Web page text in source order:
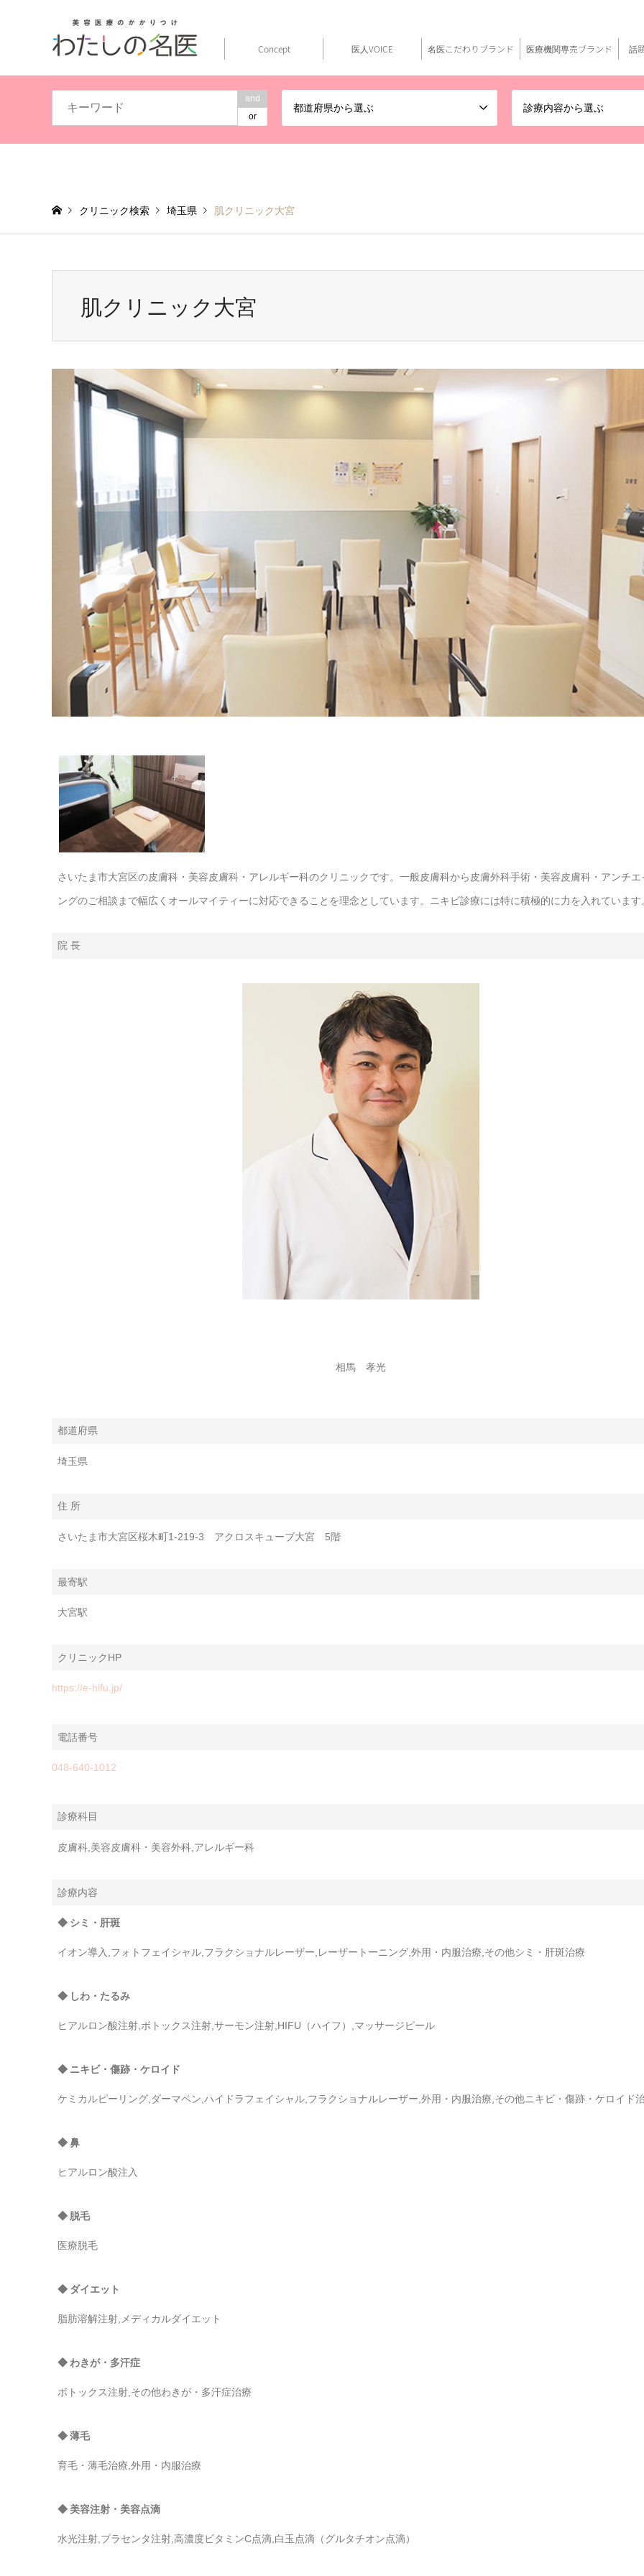
and
or
都道府県から選ぶ 診療内容から選ぶ
Concept 医人VOICE 名医こだわりブランド 医療機関専売ブランド 話
クリニック検索 埼玉県 肌クリニック大宮
肌クリニック大宮
さいたま市大宮区の皮膚科・美容皮膚科・アレルギー科のクリニックです。一般皮膚科から皮膚外科手術・美容皮膚科・アンチエ
ングのご相談まで幅広くオールマイティーに対応できることを理念としています。ニキビ診療には特に積極的に力を入れています
院 長
相馬 孝光
都道府県
埼玉県
住 所
さいたま市大宮区桜木町1-219-3 アクロスキューブ大宮 5階
最寄駅
大宮駅
クリニックHP
https://e-hifu.jp/
電話番号
048-640-1012
診療科目
皮膚科,美容皮膚科・美容外科,アレルギー科
診療内容
◆ シミ・肝斑
イオン導入,フォトフェイシャル,フラクショナルレーザー,レーザートーニング,外用・内服治療,その他シミ・肝斑治療
◆ しわ・たるみ
ヒアルロン酸注射,ボトックス注射,サーモン注射,HIFU（ハイフ）,マッサージピール
◆ ニキビ・傷跡・ケロイド
ケミカルピーリング,ダーマペン,ハイドラフェイシャル,フラクショナルレーザー,外用・内服治療,その他ニキビ・傷跡・ケロイド
◆ 鼻
ヒアルロン酸注入
◆ 脱毛
医療脱毛
◆ ダイエット
脂肪溶解注射,メディカルダイエット
◆ わきが・多汗症
ボトックス注射,その他わきが・多汗症治療
◆ 薄毛
育毛・薄毛治療,外用・内服治療
◆ 美容注射・美容点滴
水光注射,プラセンタ注射,高濃度ビタミンC点滴,白玉点滴（グルタチオン点滴）